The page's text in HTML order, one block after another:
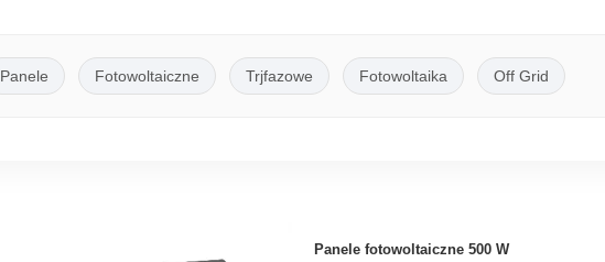
Panele Fotowoltaiczne Trjfazowe Fotowoltaika Off Grid
Panele fotowoltaiczne 500 W